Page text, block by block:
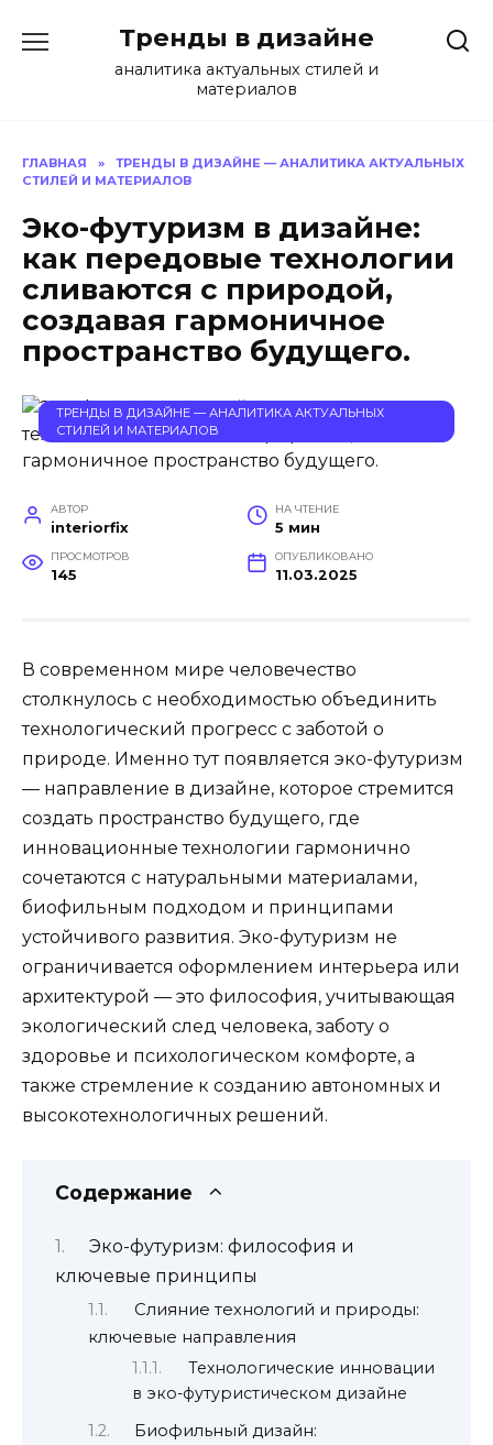
содержанию
Тренды в дизайне
аналитика актуальных стилей и
материалов
ГЛАВНАЯ »
ТРЕНДЫ В ДИЗАЙНЕ — АНАЛИТИКА АКТУАЛЬНЫХ
СТИЛЕЙ И МАТЕРИАЛОВ
Эко-футуризм в дизайне:
как передовые технологии
сливаются с природой,
создавая гармоничное
пространство будущего.
ТРЕНДЫ В ДИЗАЙНЕ — АНАЛИТИКА АКТУАЛЬНЫХ
СТИЛЕЙ И МАТЕРИАЛОВ
АВТОР
interiorfix
НА ЧТЕНИЕ
5 мин
ПРОСМОТРОВ
145
ОПУБЛИКОВАНО
11.03.2025
В современном мире человечество
столкнулось с необходимостью объединить
технологический прогресс с заботой о
природе. Именно тут появляется эко-футуризм
— направление в дизайне, которое стремится
создать пространство будущего, где
инновационные технологии гармонично
сочетаются с натуральными материалами,
биофильным подходом и принципами
устойчивого развития. Эко-футуризм не
ограничивается оформлением интерьера или
архитектурой — это философия, учитывающая
экологический след человека, заботу о
здоровье и психологическом комфорте, а
также стремление к созданию автономных и
высокотехнологичных решений.
Содержание
Эко-футуризм: философия и
ключевые принципы
Слияние технологий и природы:
ключевые направления
Технологические инновации
в эко-футуристическом дизайне
Биофильный дизайн: